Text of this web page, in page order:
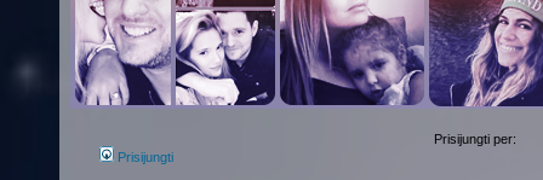
Prisijungti
Prisijungti per: